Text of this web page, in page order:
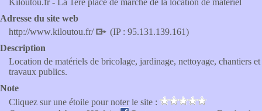
Kiloutou.fr - La 1ère place de marché de la location de matériel
Adresse du site web
http://www.kiloutou.fr/
(IP : 95.131.139.161)
Description
Location de matériels de bricolage, jardinage, nettoyage, chantiers et
travaux publics.
Note
Cliquez sur une étoile pour noter le site :